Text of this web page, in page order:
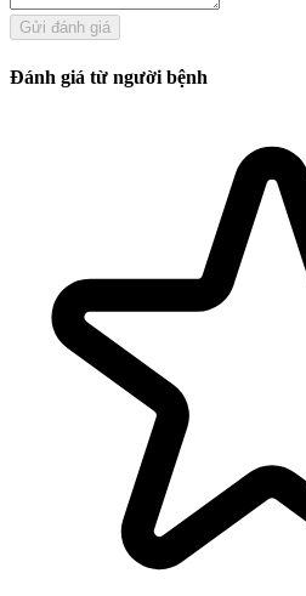
Gửi đánh giá
Đánh giá từ người bệnh